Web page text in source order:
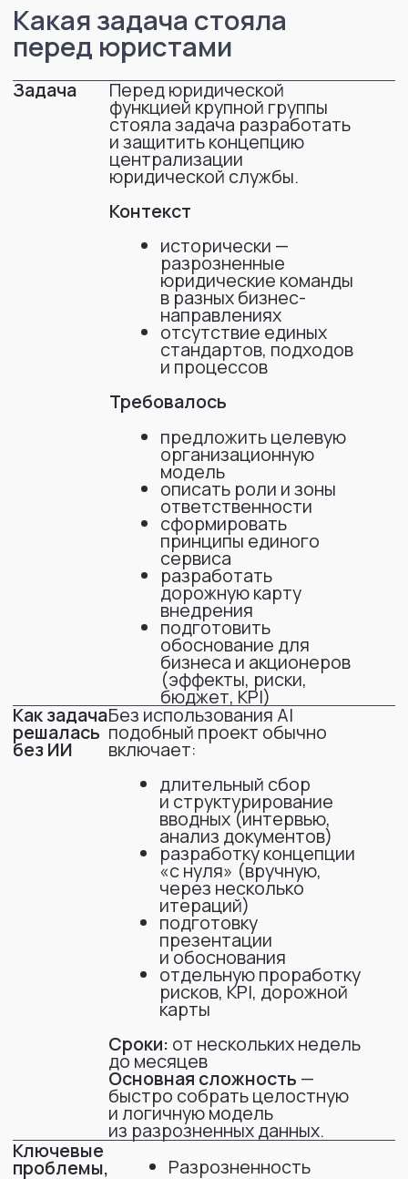
исторически —
разрозненные
юридические команды
в разных бизнес-
отсутствие единых
стандартов, подходов
и процессов
Требовалось
предложить целевую
организационную
модель
ответственности
сформировать
сервиса
разработать
дорожную карту
внедрения
подготовить
обоснование для
бизнеса и акционеров
(эффекты, риски,
бюджет, KPI)
Без использования AI
подобный проект обычно
длительный сбор
вводных (интервью,
анализ документов)
разработку концепции
«с нуля» (вручную,
через несколько
итераций)
подготовку
презентации
и обоснования
отдельную проработку
рисков, KPI, дорожной
карты
от нескольких недель
Основная сложность—
быстро собрать целостную
и логичную модель
из разрозненных данных.
решали
с помощью
ИИ
Разрозненность
вводных и отсутствие
единой структуры
Дублирование функций
и неясные зоны
ответственности
Сложность перевода
в управленческую
(метрики, SLA,
эффекты)
Долгая упаковка
материалов для защиты
Необходимость быстро
адаптировать
концепцию под новые
вводные
Ускорить разработку
и упаковку концепции
трансформации юридической
функции, сохранив
управленческую логику
и качество проработки.
Что имели на входе
→ Понимание текущей структуры (гибрид
«центр + регионы»)
→ Основные боли